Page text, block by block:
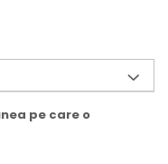
pe care o